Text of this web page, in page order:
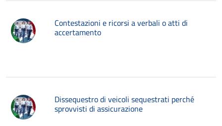
Contestazioni e ricorsi a verbali o atti di
accertamento
Dissequestro di veicoli sequestrati perché
sprovvisti di assicurazione